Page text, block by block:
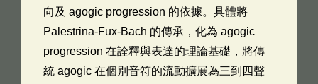
向及 agogic progression 的依據。具體將
Palestrina-Fux-Bach 的傳承，化為 agogic
progression 在詮釋與表達的理論基礎，將傳
統 agogic 在個別音符的流動擴展為三到四聲